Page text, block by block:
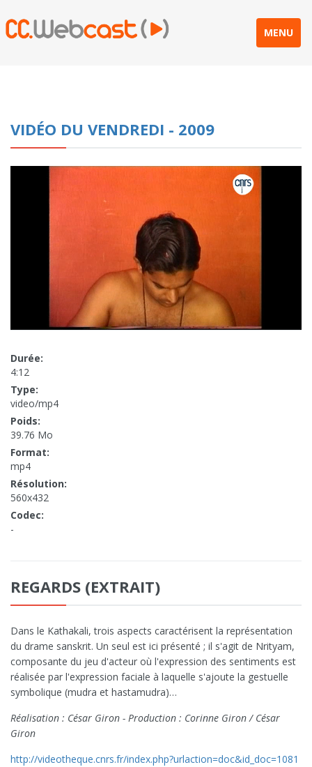
MENU
VIDÉO DU VENDREDI - 2009
Durée:
4:12
Type:
video/mp4
Poids:
39.76 Mo
Format:
mp4
Résolution:
560x432
Codec:
-
REGARDS (EXTRAIT)
Dans le Kathakali, trois aspects caractérisent la représentation
du drame sanskrit. Un seul est ici présenté ; il s'agit de Nrityam,
composante du jeu d'acteur où l'expression des sentiments est
réalisée par l'expression faciale à laquelle s'ajoute la gestuelle
symbolique (mudra et hastamudra)…
Réalisation : César Giron - Production : Corinne Giron / César
Giron
http://videotheque.cnrs.fr/index.php?urlaction=doc&id_doc=1081